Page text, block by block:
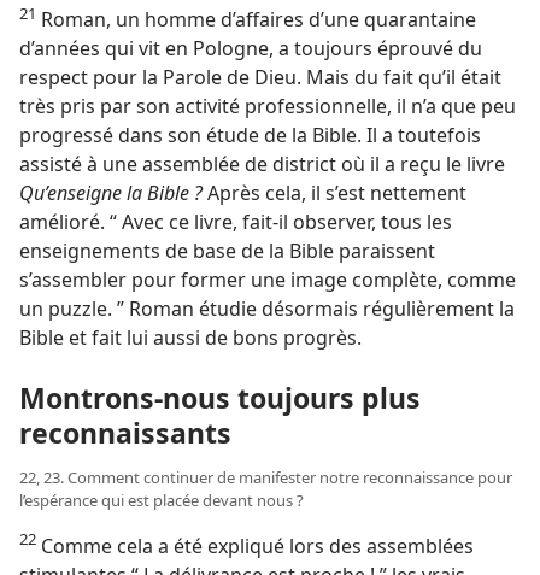
21 Roman, un homme d’affaires d’une quarantaine
d’années qui vit en Pologne, a toujours éprouvé du
respect pour la Parole de Dieu. Mais du fait qu’il était
très pris par son activité professionnelle, il n’a que peu
progressé dans son étude de la Bible. Il a toutefois
assisté à une assemblée de district où il a reçu le livre
Qu’enseigne la Bible ?Après cela, il s’est nettement
amélioré. “ Avec ce livre, fait-​il observer, tous les
enseignements de base de la Bible paraissent
s’assembler pour former une image complète, comme
un puzzle. ” Roman étudie désormais régulièrement la
Bible et fait lui aussi de bons progrès.
Montrons-​nous toujours plus
reconnaissants
22, 23. Comment continuer de manifester notre reconnaissance pour
l’espérance qui est placée devant nous ?
22 Comme cela a été expliqué lors des assemblées